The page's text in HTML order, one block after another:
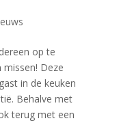
op te
Deze
in de keuken
Behalve met
terug met een